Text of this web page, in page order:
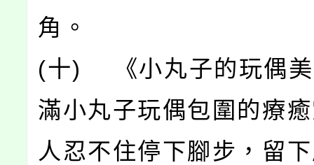
角。
(十) 《小丸子的玩偶美
滿小丸子玩偶包圍的療
人忍不住停下腳步，留